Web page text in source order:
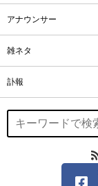
アナウンサー
雑ネタ
訃報